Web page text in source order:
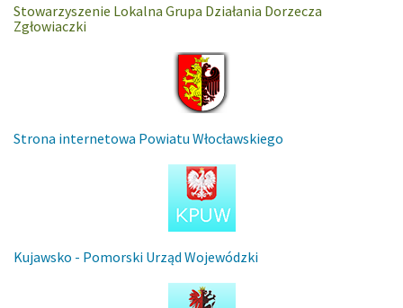
Stowarzyszenie Lokalna Grupa Działania Dorzecza
Zgłowiaczki
Strona internetowa Powiatu Włocławskiego
Kujawsko - Pomorski Urząd Wojewódzki